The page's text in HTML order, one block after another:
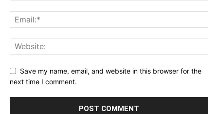
Save my name, email, and website in this browser for the
next time I comment.